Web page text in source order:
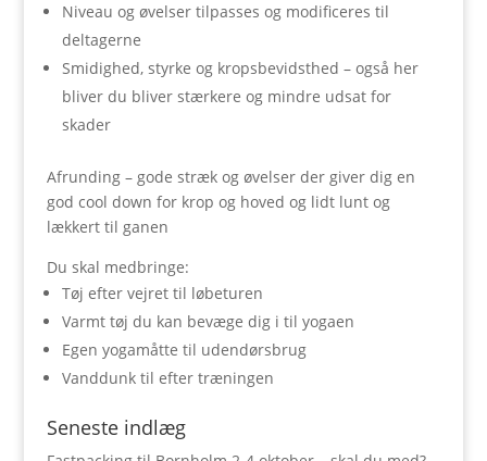
Niveau og øvelser tilpasses og modificeres til
deltagerne
Smidighed, styrke og kropsbevidsthed – også her
bliver du bliver stærkere og mindre udsat for
skader
Afrunding – gode stræk og øvelser der giver dig en
god cool down for krop og hoved og lidt lunt og
lækkert til ganen
Du skal medbringe:
Tøj efter vejret til løbeturen
Varmt tøj du kan bevæge dig i til yogaen
Egen yogamåtte til udendørsbrug
Vanddunk til efter træningen
Seneste indlæg